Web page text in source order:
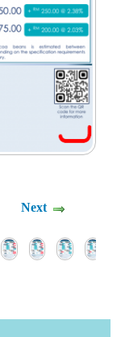
Next